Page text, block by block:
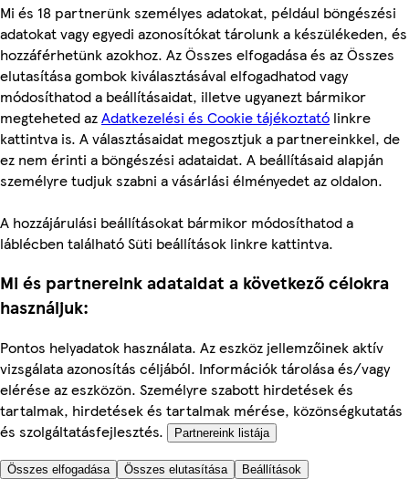
Mi és 18 partnerünk személyes adatokat, például böngészési
adatokat vagy egyedi azonosítókat tárolunk a készülékeden, és
hozzáférhetünk azokhoz. Az Összes elfogadása és az Összes
elutasítása gombok kiválasztásával elfogadhatod vagy
módosíthatod a beállításaidat, illetve ugyanezt bármikor
megteheted azAdatkezelési és Cookie tájékoztató linkre
kattintva is. A választásaidat megosztjuk a partnereinkkel, de
ez nem érinti a böngészési adataidat. A beállításaid alapján
személyre tudjuk szabni a vásárlási élményedet az oldalon.
A hozzájárulási beállításokat bármikor módosíthatod a
láblécben található Süti beállítások linkre kattintva.
Mi és partnereink adataidat a következő célokra
használjuk:
Pontos helyadatok használata. Az eszköz jellemzőinek aktív
vizsgálata azonosítás céljából. Információk tárolása és/vagy
elérése az eszközön. Személyre szabott hirdetések és
tartalmak, hirdetések és tartalmak mérése, közönségkutatás
és szolgáltatásfejlesztés.
Partnereink listája
Összes elfogadása Összes elutasítása Beállítások